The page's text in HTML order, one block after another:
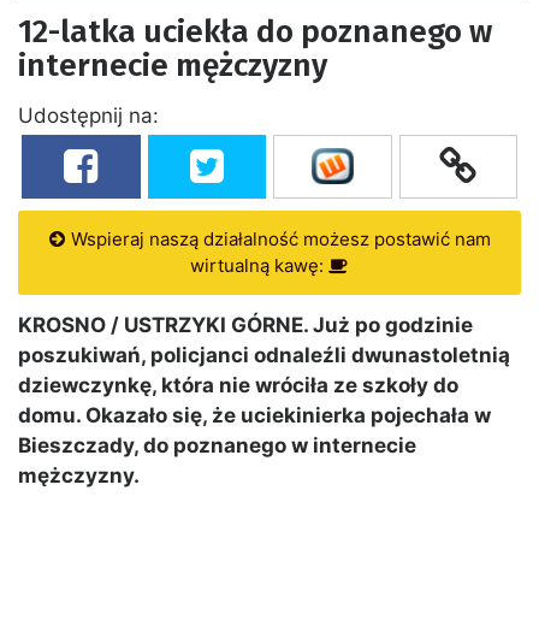
12-latka uciekła do poznanego w
internecie mężczyzny
Udostępnij na:
Wspieraj naszą działalność możesz postawić nam
wirtualną kawę:
KROSNO / USTRZYKI GÓRNE. Już po godzinie
poszukiwań, policjanci odnaleźli dwunastoletnią
dziewczynkę, która nie wróciła ze szkoły do
domu. Okazało się, że uciekinierka pojechała w
Bieszczady, do poznanego w internecie
mężczyzny.